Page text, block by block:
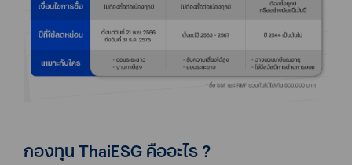
กองทุน ThaiESG คืออะไร ?